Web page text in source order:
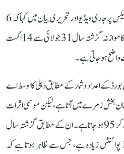
اجے ماکن نے سوشل میڈیا پلیٹ فارم ایکس پر جاری ویڈیو اور تحریری بیان میں کہا کہ 6
اگست سے 7 اگست تک کے اعداد و شمار کا موازنہ گزشتہ سال 31 جولائی سے 14 اگست
واضح ہو جاتی ہے۔
کے اعداد و شمار کے مطابق دہلی کا اوسط اے
پر اطمینان بخش زمرے میں آتا ہے، لیکن موسمی اثرات
الگ کرنے کے بعد یہی اے کیو آئی بڑھ کر 95 ہو جاتا ہے۔ ان کے مطابق گزشتہ سال
کے مقابلے میں حقیقی اے کیو آئی 12 پوائنٹس زیادہ ہے، جس سے ظاہر ہوتا ہے کہ